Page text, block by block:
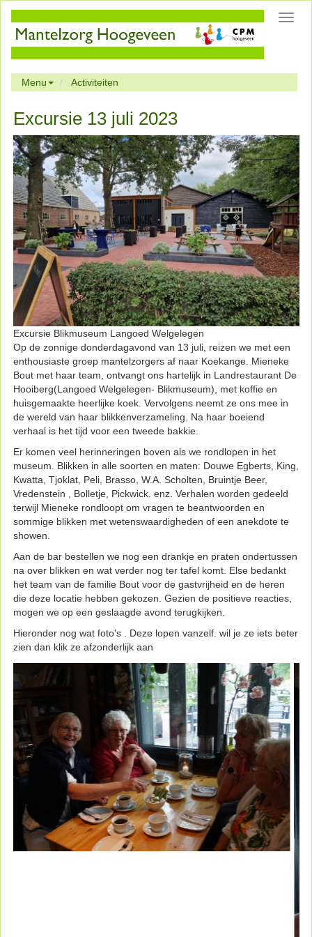
Menu Activiteiten
Excursie 13 juli 2023
Excursie Blikmuseum Langoed Welgelegen
Op de zonnige donderdagavond van 13 juli, reizen we met een
enthousiaste groep mantelzorgers af naar Koekange. Mieneke
Bout met haar team, ontvangt ons hartelijk in Landrestaurant De
Hooiberg(Langoed Welgelegen- Blikmuseum), met koffie en
huisgemaakte heerlijke koek. Vervolgens neemt ze ons mee in
de wereld van haar blikkenverzameling. Na haar boeiend
verhaal is het tijd voor een tweede bakkie.
Er komen veel herinneringen boven als we rondlopen in het
museum. Blikken in alle soorten en maten: Douwe Egberts, King,
Kwatta, Tjoklat, Peli, Brasso, W.A. Scholten, Bruintje Beer,
Vredenstein , Bolletje, Pickwick. enz. Verhalen worden gedeeld
terwijl Mieneke rondloopt om vragen te beantwoorden en
sommige blikken met wetenswaardigheden of een anekdote te
showen.
Aan de bar bestellen we nog een drankje en praten ondertussen
na over blikken en wat verder nog ter tafel komt. Else bedankt
het team van de familie Bout voor de gastvrijheid en de heren
die deze locatie hebben gekozen. Gezien de positieve reacties,
mogen we op een geslaagde avond terugkijken.
Hieronder nog wat foto's . Deze lopen vanzelf. wil je ze iets beter
zien dan klik ze afzonderlijk aan